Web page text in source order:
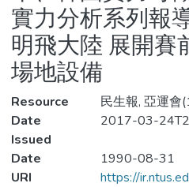
實力分析系列報
明飛大陸 展開賽
場地設備
Resource
民生報, 亞運會
Date
Issued
2017-03-
Date
1990-08-31
URI
https://